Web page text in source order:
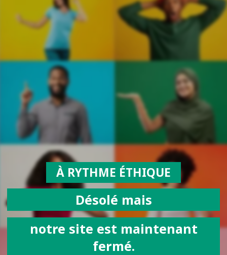
À RYTHME ÉTHIQUE
Désolé mais
notre site est maintenant
fermé.